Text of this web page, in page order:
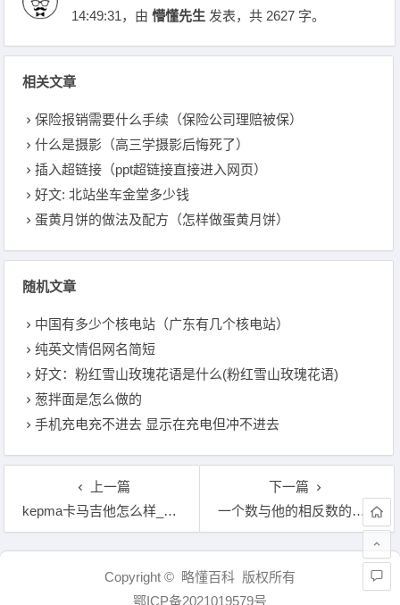
14:49:31，由懵懂先生 发表，共 2627 字。
相关文章
保险报销需要什么手续（保险公司理赔被保）
什么是摄影（高三学摄影后悔死了）
插入超链接（ppt超链接直接进入网页）
好文: 北站坐车金堂多少钱
蛋黄月饼的做法及配方（怎样做蛋黄月饼）
随机文章
中国有多少个核电站（广东有几个核电站）
纯英文情侣网名简短
好文：粉红雪山玫瑰花语是什么(粉红雪山玫瑰花语)
葱拌面是怎么做的
手机充电充不进去 显示在充电但冲不进去
上一篇
kepma卡马吉他怎么样_国产最好的吉他品牌排行榜
下一篇
一个数与他的相反数的积是负数，两个互为相反数的有理数相乘积为
文章导航
Copyright © 略懂百科 版权所有
鄂ICP备2021019579号